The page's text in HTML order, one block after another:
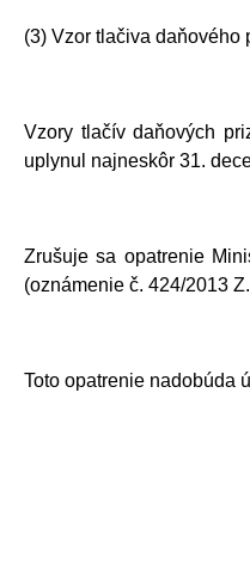
(3) Vzor tlačiva daňového
Vzory tlačív daňových
uplynul najneskôr 31.
Zrušuje sa opatrenie
(oznámenie č. 424/2013
Toto opatrenie nadobúda
Peter